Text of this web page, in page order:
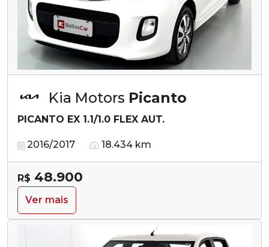
Kia Motors Picanto
PICANTO EX 1.1/1.0 FLEX AUT.
2016/2017 18.434 km
R$ 48.900
Ver mais